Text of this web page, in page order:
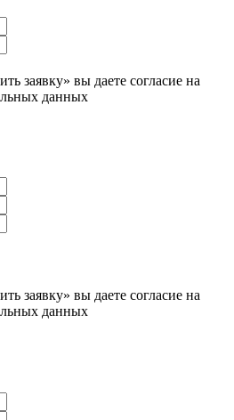
заявку» вы даете согласие на
данных
заявку» вы даете согласие на
данных